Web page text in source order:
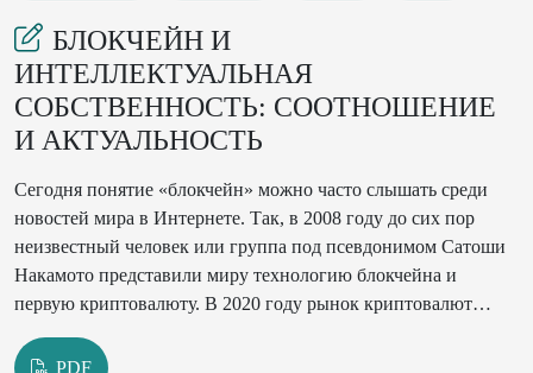
БЛОКЧЕЙН И
ИНТЕЛЛЕКТУАЛЬНАЯ
СОБСТВЕННОСТЬ: СООТНОШЕНИЕ
И АКТУАЛЬНОСТЬ
Сегодня понятие «блокчейн» можно часто слышать среди
новостей мира в Интернете. Так, в 2008 году до сих пор
неизвестный человек или группа под псевдонимом Сатоши
Накамото представили миру технологию блокчейна и
первую криптовалюту. В 2020 году рынок криптовалют
художник Beeple побил рекорды, когда произведение
PDF